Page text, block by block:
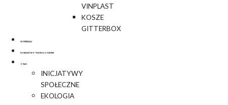
VINPLAST
KOSZE
GITTERBOX
WYPRZEDAŻ
DORADZTWO TECHNOLOGICZNE
O NAS
INICJATYWY
SPOŁECZNE
EKOLOGIA